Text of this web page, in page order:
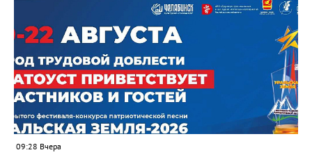
несвоевременно приняли меры для предотвращения
“перемерзания” общей домовой тепловой сети
многоквартирного дома, отсутствовало взаимодействие с
ресурсоснабжающей организацией, ЕДДС и иными службами»,
— сообщила начальник Главного управления ГЖИ Ирина
Настенко. В следующий раз, рекомендовали в
Госжилинспекции, службы должны действовать слаженно. И
оперативно делиться информацией со всеми
заинтересованными – от поставщика тепла до конечных
потребителей.
09:28 Вчера